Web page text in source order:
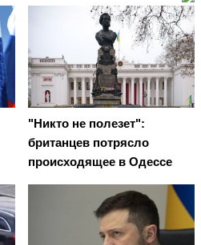
"Никто не полезет":
британцев потрясло
происходящее в Одессе